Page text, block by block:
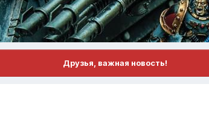
Друзья, важная новость!